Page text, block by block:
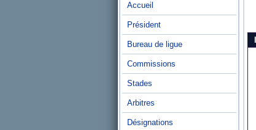
Accueil
Président
Bureau de ligue
Commissions
Stades
Arbitres
Désignations